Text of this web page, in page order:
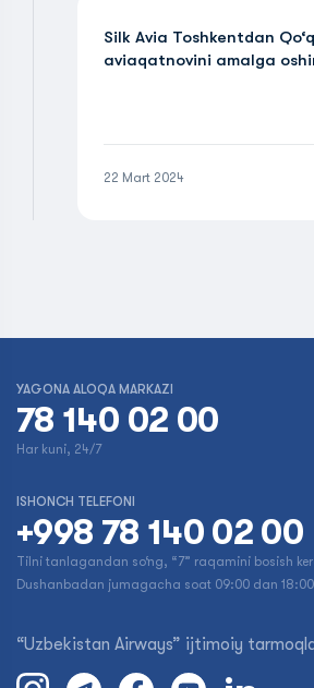
Silk Avia Toshkentdan
aviaqatnovini amalga
22 Mart 2024
YAGONA ALOQA MARKAZI
78 140 02 00
Har kuni, 24/7
ISHONCH TELEFONI
+998 78 140 02 00
Tilni tanlagandan so‘ng, “7” raqamini bosish
Dushanbadan jumagacha soat 09:00 dan
“Uzbekistan Airways” ijtimoiy